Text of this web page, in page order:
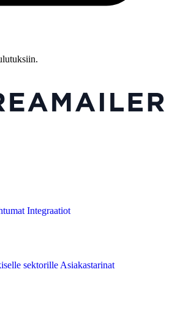
Integraatiot
sektorille Asiakastarinat